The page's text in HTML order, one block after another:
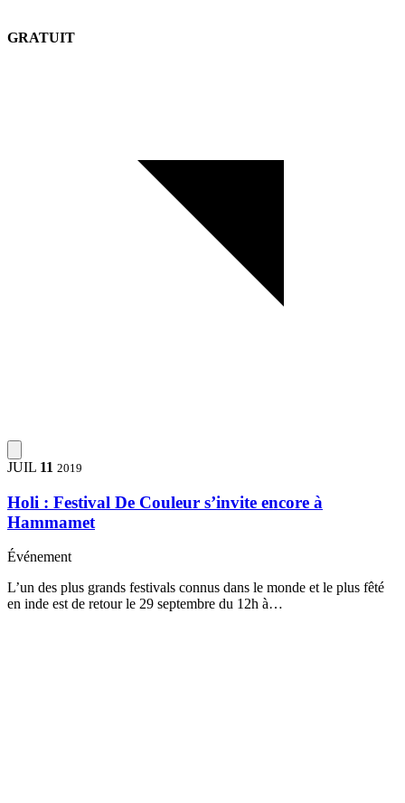
GRATUIT
JUIL 11 2019
Holi : Festival De Couleur s’invite encore à
Hammamet
Événement
L’un des plus grands festivals connus dans le monde et le plus fêté
en inde est de retour le 29 septembre du 12h à…